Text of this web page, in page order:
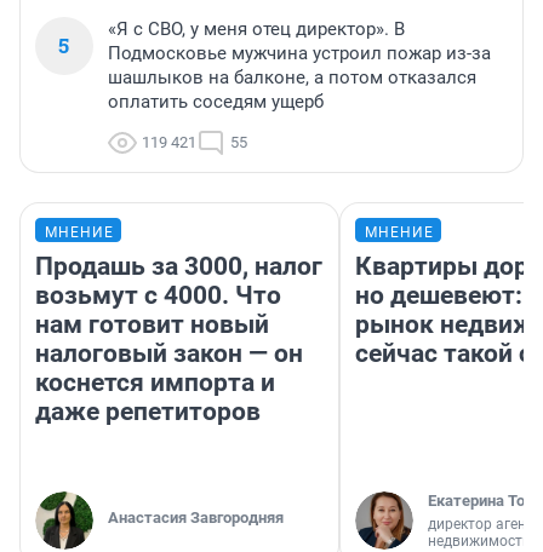
5
«Я с СВО, у меня отец директор». В
Подмосковье мужчина устроил пожар из-за
шашлыков на балконе, а потом отказался
оплатить соседям ущерб
119 421 55
МНЕНИЕ
Продашь за 3000, налог
возьмут с 4000. Что
нам готовит новый
налоговый закон — он
коснется импорта и
даже репетиторов
Анастасия Завгородняя
МНЕНИЕ
Квартиры
но дешевеют:
рынок
сейчас такой
Екатерина
директор
недвижимости